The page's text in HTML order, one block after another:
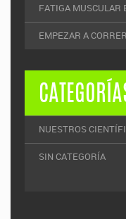
FATIGA MUSCULAR
EMPEZAR A CORRER
NUESTROS
SIN CATEGORÍA